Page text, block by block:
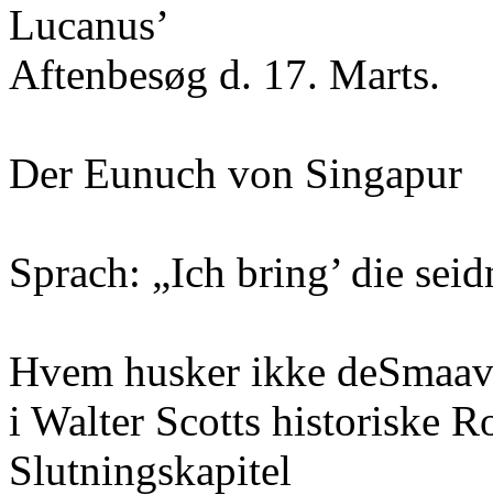
Lucanus’
Aftenbesøg d. 17. Marts.
Der Eunuch von Singapur
Sprach: „Ich bring’ die
Hvem husker ikke
i Walter Scotts historiske
Slutningskapitel